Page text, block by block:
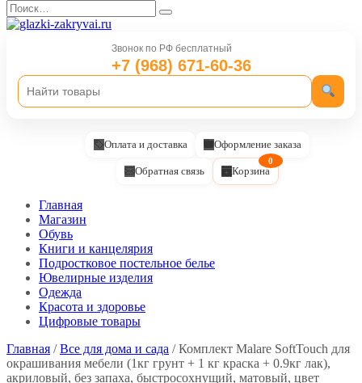
Перейти
к
содержанию
Search
for:
Звонок по РФ бесплатный
+7 (968) 671-60-36
Оплата и доставка Оформление заказа
Обратная связь Корзина
0
Главная
Магазин
Обувь
Книги и канцелярия
Подростковое постельное белье
Ювелирные изделия
Одежда
Красота и здоровье
Цифровые товары
Главная /Все для дома и сада / Комплект Malare SoftTouch для
окрашивания мебели (1кг грунт + 1 кг краска + 0.9кг лак),
акриловый, без запаха, быстросохнущий, матовый, цвет